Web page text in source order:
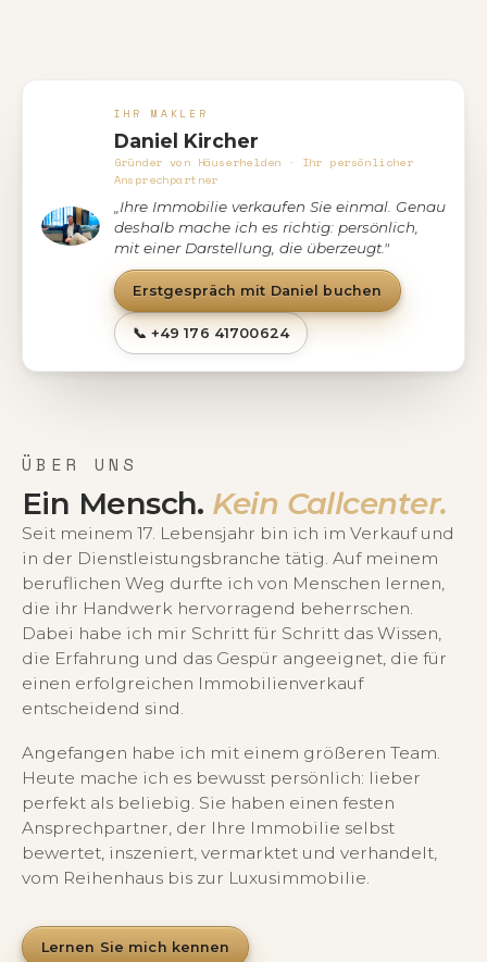
IHR MAKLER
Daniel Kircher
Gründer von Häuserhelden · Ihr persönlicher
Ansprechpartner
„Ihre Immobilie verkaufen Sie einmal. Genau
deshalb mache ich es richtig: persönlich,
mit einer Darstellung, die überzeugt."
Erstgespräch mit Daniel buchen
📞 +49 176 41700624
ÜBER UNS
Ein Mensch. Kein Callcenter.
Seit meinem 17. Lebensjahr bin ich im Verkauf und
in der Dienstleistungsbranche tätig. Auf meinem
beruflichen Weg durfte ich von Menschen lernen,
die ihr Handwerk hervorragend beherrschen.
Dabei habe ich mir Schritt für Schritt das Wissen,
die Erfahrung und das Gespür angeeignet, die für
einen erfolgreichen Immobilienverkauf
entscheidend sind.
Angefangen habe ich mit einem größeren Team.
Heute mache ich es bewusst persönlich: lieber
perfekt als beliebig. Sie haben einen festen
Ansprechpartner, der Ihre Immobilie selbst
bewertet, inszeniert, vermarktet und verhandelt,
vom Reihenhaus bis zur Luxusimmobilie.
Lernen Sie mich kennen